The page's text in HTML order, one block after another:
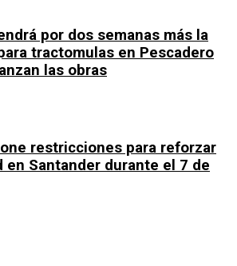
por dos semanas más la
tractomulas en Pescadero
las obras
restricciones para reforzar
en Santander durante el 7 de